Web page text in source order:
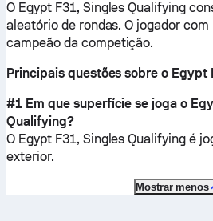
O Egypt F31, Singles Qualifying
aleatório de rondas. O jogador
campeão da competição.
Principais questões sobre o Egypt
#1 Em que superfície se joga o
Qualifying?
O Egypt F31, Singles Qualifying é
exterior.
Mostrar menos